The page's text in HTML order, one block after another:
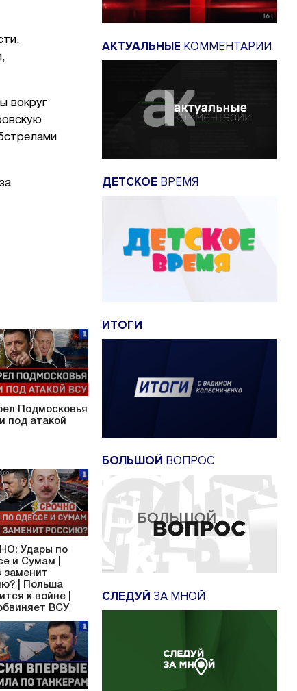
вокруг
Подмосковья
под атакой
Удары по
и Сумам |
заменит
| Польша
к войне |
ВСУ
АКТУАЛЬНЫЕ КОММЕНТАРИИ
ДЕТСКОЕ ВРЕМЯ
ИТОГИ
БОЛЬШОЙ ВОПРОС
СЛЕДУЙ ЗА МНОЙ